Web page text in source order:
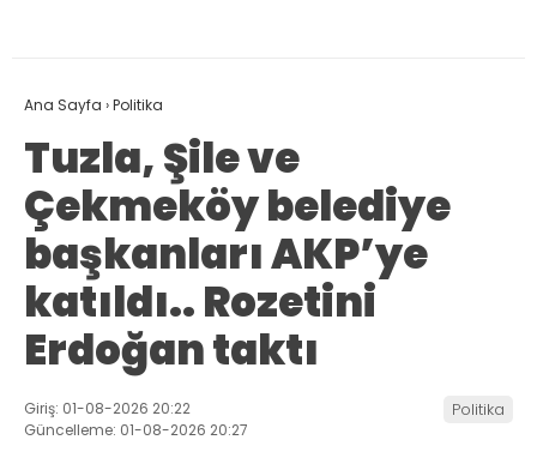
Ana Sayfa ›Politika
Tuzla, Şile ve
Çekmeköy belediye
başkanları AKP’ye
katıldı.. Rozetini
Erdoğan taktı
Giriş: 01-08-2026 20:22
Güncelleme: 01-08-2026 20:27
Politika